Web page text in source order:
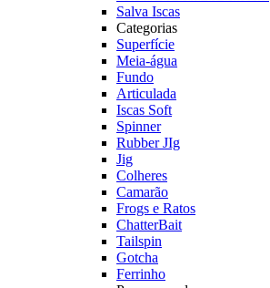
Salva Iscas
Categorias
Superfície
Meia-água
Fundo
Articulada
Iscas Soft
Spinner
Rubber JIg
Jig
Colheres
Camarão
Frogs e Ratos
ChatterBait
Tailspin
Gotcha
Ferrinho